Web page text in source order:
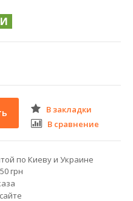
В закладки
В сравнение
по Киеву и Украине
грн